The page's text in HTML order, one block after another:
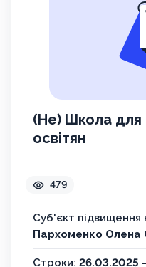
(Не) Школа для
освітян
479
Суб'єкт підвищення
Пархоменко Олена
Строки: 26.03.2025